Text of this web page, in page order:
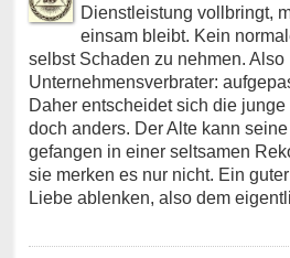
Dienstleistung vollbringt,
einsam bleibt. Kein
selbst Schaden zu nehmen.
Unternehmensverbrater:
Daher entscheidet sich die
doch anders. Der Alte kann
gefangen in einer seltsamen
sie merken es nur nicht. Ein
Liebe ablenken, also dem